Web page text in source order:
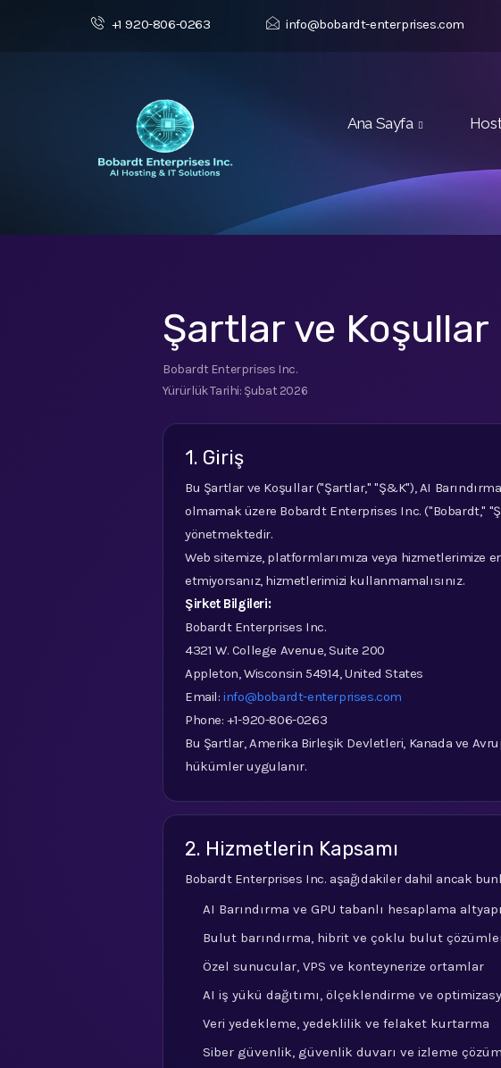
+1 920-806-0263 info@bobardt-enterprises.com
Ana Sayfa
Şartlar ve Koşullar
Bobardt Enterprises Inc.
Yürürlük Tarihi: Şubat 2026
1. Giriş
Bu Şartlar ve Koşullar ("Şartlar," "Ş&K"), AI
olmamak üzere Bobardt Enterprises Inc. ("Bobardt,"
yönetmektedir.
Web sitemize, platformlarımıza veya hizmetlerimize
etmiyorsanız, hizmetlerimizi kullanmamalısınız.
Şirket Bilgileri:
Bobardt Enterprises Inc.
4321 W. College Avenue, Suite 200
Appleton, Wisconsin 54914, United States
Email:info@bobardt-enterprises.com
Phone: +1-920-806-0263
Bu Şartlar, Amerika Birleşik Devletleri, Kanada ve
hükümler uygulanır.
2. Hizmetlerin Kapsamı
Bobardt Enterprises Inc. aşağıdakiler dahil ancak
AI Barındırma ve GPU tabanlı hesaplama
Bulut barındırma, hibrit ve çoklu bulut
Özel sunucular, VPS ve konteynerize ortamlar
AI iş yükü dağıtımı, ölçeklendirme ve
Veri yedekleme, yedeklilik ve felaket kurtarma
Siber güvenlik, güvenlik duvarı ve izleme